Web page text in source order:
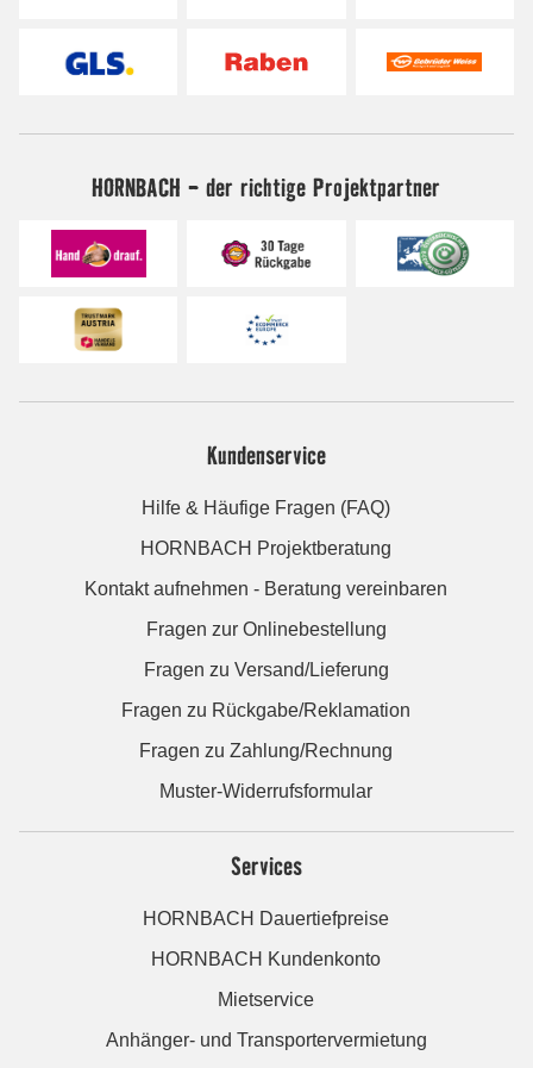
HORNBACH - der richtige Projektpartner
Kundenservice
Hilfe & Häufige Fragen (FAQ)
HORNBACH Projektberatung
Kontakt aufnehmen - Beratung vereinbaren
Fragen zur Onlinebestellung
Fragen zu Versand/Lieferung
Fragen zu Rückgabe/Reklamation
Fragen zu Zahlung/Rechnung
Muster-Widerrufsformular
Services
HORNBACH Dauertiefpreise
HORNBACH Kundenkonto
Mietservice
Anhänger- und Transportervermietung